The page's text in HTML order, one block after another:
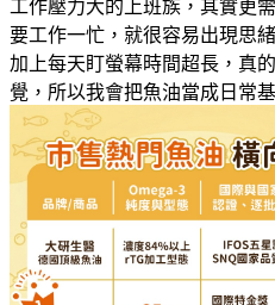
工作壓力大的上班族，其實更
要工作一忙，就很容易出現思
加上每天盯螢幕時間超長，真
覺，所以我會把魚油當成日常